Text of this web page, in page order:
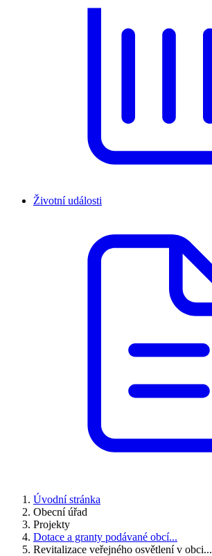
Životní události
Úvodní stránka
Obecní úřad
Projekty
Dotace a granty podávané obcí...
Revitalizace veřejného osvětlení v obci...